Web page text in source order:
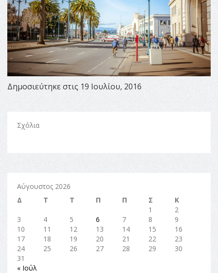
Δημοσιεύτηκε στις 19 Ιουλίου, 2016
Σχόλια
Αύγουστος 2026
Δ
Τ Τ Π Π Σ
Κ
1
2
3
4 5 6 7 8
9
10
11 12 13 14 15
16
17
18 19 20 21 22
23
24
25 26 27 28 29
30
31
« Ιούλ